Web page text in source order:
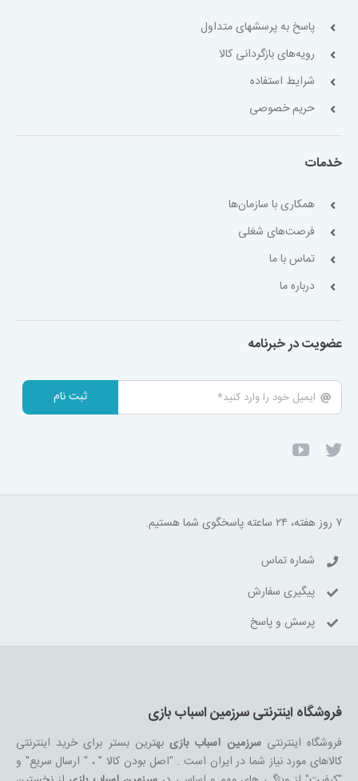
پاسخ به پرسشهای متداول
رویه‌های بازگردانی کالا
شرایط استفاده
حریم خصوصی
خدمات
همکاری با سازمان‌ها
فرصت‌های شغلی
تماس با ما
درباره ما
عضویت در خبرنامه
ثبت نام
۷ روز هفته، ۲۴ ساعته پاسخگوی شما هستیم.
شماره تماس
پیگیری سفارش
پرسش و پاسخ
فروشگاه اینترنتی سرزمین اسباب بازی
فروشگاه اینترنتیسرزمین اسباب بازیبهترین بستر برای خرید اینترنتی
کالاهای مورد نیاز شما در ایران است . "اصل بودن کالا " ، " ارسال سریع" و